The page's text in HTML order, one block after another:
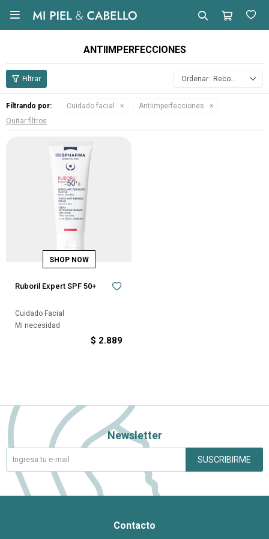

ANTIIMPERFECCIONES
Recomendados
Filtrando por: Cuidado facial
Antiimperfecciones
Quitar filtros
Ruboril Expert SPF 50+
Cuidado Facial
Mi necesidad
$ 2.889
Contacto
Newsletter
SUSCRIBIRME